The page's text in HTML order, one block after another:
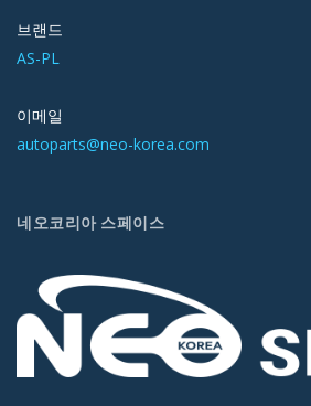
브랜드
AS-PL
이메일
autoparts@neo-korea.com
네오코리아 스페이스